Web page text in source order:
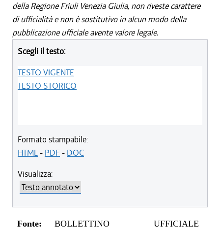
della Regione Friuli Venezia Giulia, non riveste carattere
di ufficialità e non è sostitutivo in alcun modo della
pubblicazione ufficiale avente valore legale.
Scegli il testo:
TESTO VIGENTE
TESTO STORICO
Formato stampabile:
HTML- PDF - DOC
Visualizza:
Fonte:
BOLLETTINO UFFICIALE